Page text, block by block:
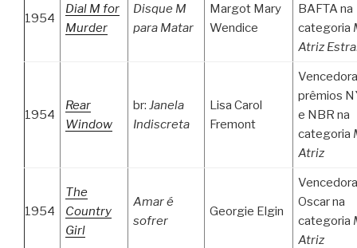
1954
Dial M for
Murder
Disque M
para Matar
Margot Mary
Wendice
BAFTA na
categoria
Atriz
1954
Rear
Window
br: Janela
Indiscreta
Lisa Carol
Fremont
prêmios
e NBR na
categoria
Atriz
1954
The
Country
Girl
Amar é
sofrer
Georgie Elgin
Oscar na
categoria
Atriz